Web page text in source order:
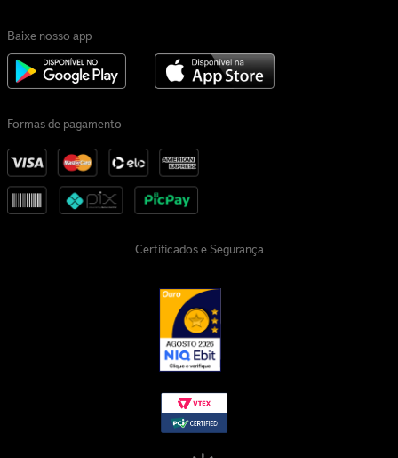
Baixe nosso app
Formas de pagamento
Certificados e Segurança